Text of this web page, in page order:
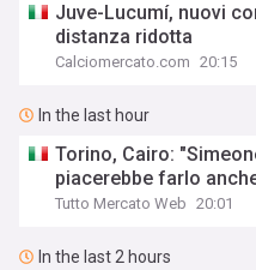
Juve-Lucumí, nuovi
distanza ridotta
Calciomercato.com 20:15
In the last hour
Torino, Cairo:
piacerebbe farlo
Tutto Mercato Web 20:01
In the last 2 hours